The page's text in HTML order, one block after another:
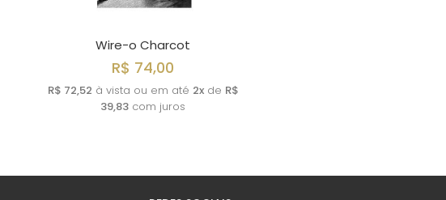
Wire-o Charcot
R$ 74,00
R$ 72,52 à vista ou em até 2xde R$
39,83 com juros